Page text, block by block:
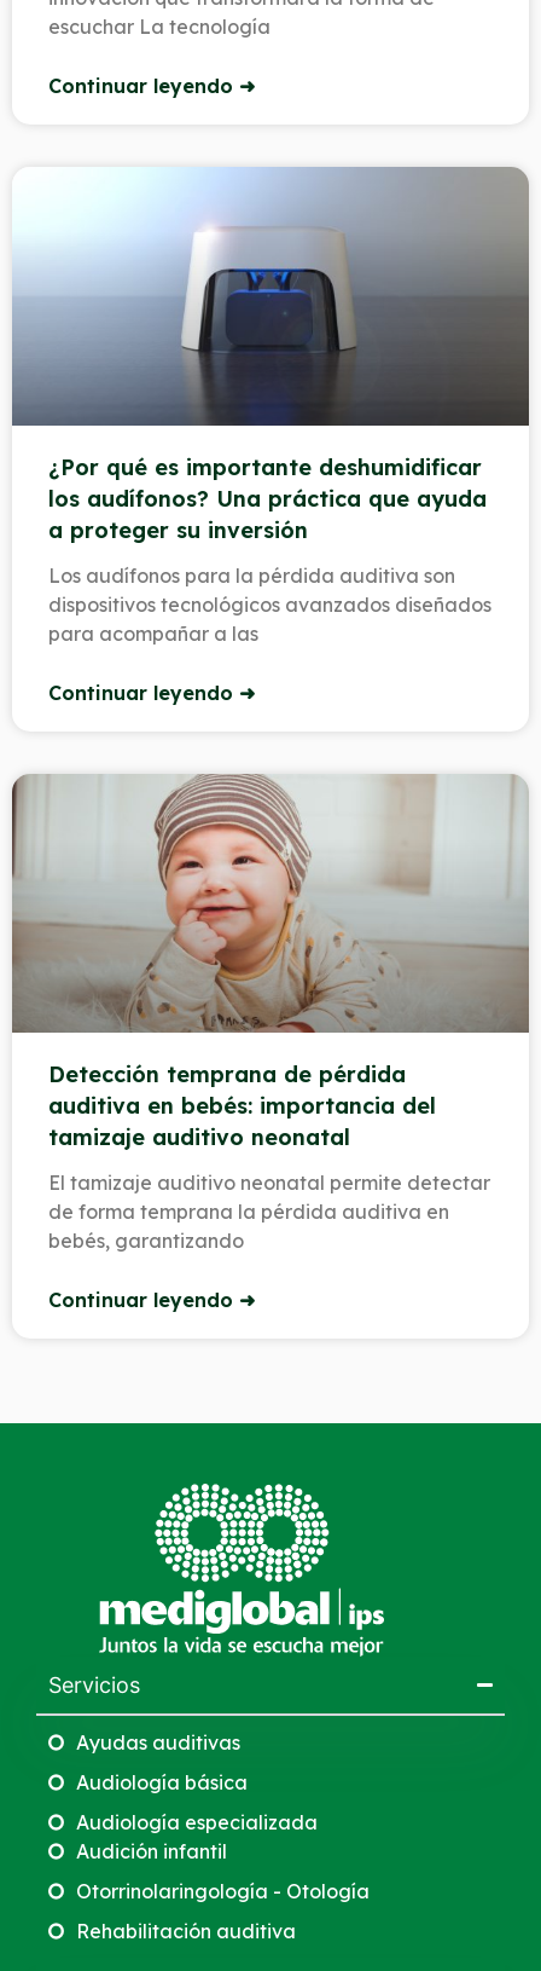
escuchar La tecnología
Continuar leyendo ➜
¿Por qué es importante deshumidificar
los audífonos? Una práctica que ayuda
a proteger su inversión
Los audífonos para la pérdida auditiva son
dispositivos tecnológicos avanzados diseñados
para acompañar a las
Continuar leyendo ➜
Detección temprana de pérdida
auditiva en bebés: importancia del
tamizaje auditivo neonatal
El tamizaje auditivo neonatal permite detectar
de forma temprana la pérdida auditiva en
bebés, garantizando
Continuar leyendo ➜
Servicios
Ayudas auditivas
Audiología básica
Audiología especializada
Audición infantil
Otorrinolaringología - Otología
Rehabilitación auditiva